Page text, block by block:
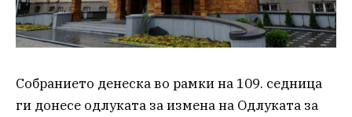
Собранието денеска во рамки на 109. седница
ги донесе одлуката за измена на Одлуката за